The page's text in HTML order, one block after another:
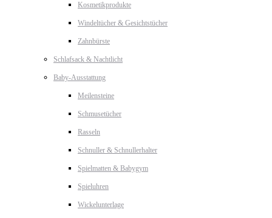
Kosmetikprodukte
Windeltücher & Gesichtstücher
Zahnbürste
Schlafsack & Nachtlicht
Baby-Ausstattung
Meilensteine
Schmusetücher
Rasseln
Schnuller & Schnullerhalter
Spielmatten & Babygym
Spieluhren
Wickelunterlage